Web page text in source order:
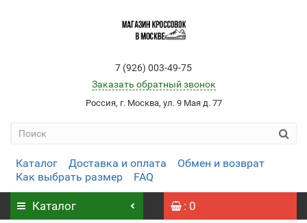
7 (926) 003-49-75
Заказать обратный звонок
Россия, г. Москва, ул. 9 Мая д. 77
Каталог Доставка и оплата
Обмен и возврат
Как выбрать размер
FAQ
Каталог : 0